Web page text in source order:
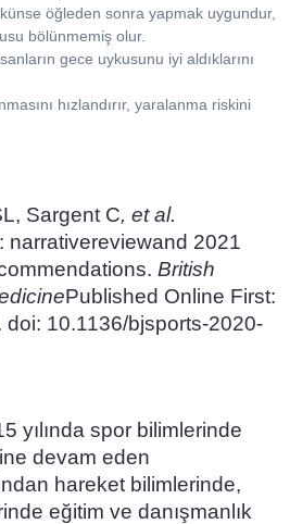
öğleden sonra yapmak uygundur,
bölünmemiş olur.
gece uykusunu iyi aldıklarını
hızlandırır, yaralanma riskini
Sargent C, et al.
narrativereviewand 2021
British
Published Online First:
10.1136/bjsports-2020-
yılında spor bilimlerinde
devam eden
hareket bilimlerinde,
eğitim ve danışmanlık